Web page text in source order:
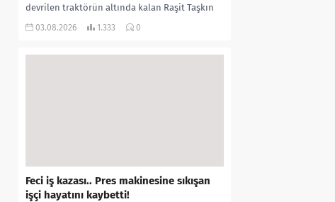
devrilen traktörün altında kalan Raşit Taşkın
ile eşi Fatma...
03.08.2026 1.333 0
Feci iş kazası.. Pres makinesine sıkışan
işçi hayatını kaybetti!